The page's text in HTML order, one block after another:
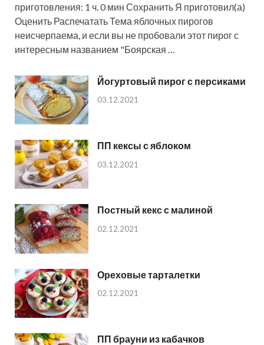
приготовления: 1 ч. 0 мин Сохранить Я приготовил(а)
Оценить Распечатать Тема яблочных пирогов
неисчерпаема, и если вы не пробовали этот пирог с
интересным названием "Боярская …
Йогуртовый пирог с персиками
03.12.2021
ПП кексы с яблоком
03.12.2021
Постный кекс с малиной
02.12.2021
Ореховые тарталетки
02.12.2021
ПП брауни из кабачков